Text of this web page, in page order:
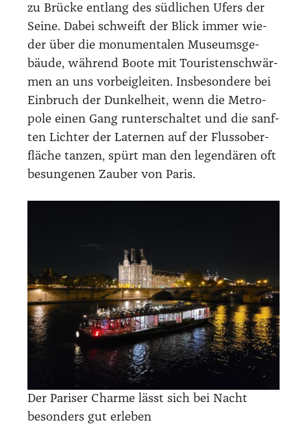
zu Brü­cke ent­lang des süd­li­chen Ufers der
Sei­ne. Dabei schweift der Blick immer wie­
der über die monu­men­ta­len Muse­ums­ge­
bäu­de, wäh­rend Boo­te mit Tou­ris­ten­schwär­
men an uns vor­bei­glei­ten. Ins­be­son­de­re bei
Ein­bruch der Dun­kel­heit, wenn die Metro­
po­le einen Gang run­ter­schal­tet und die sanf­
ten Lich­ter der Later­nen auf der Fluss­ober­
flä­che tan­zen, spürt man den legen­dä­ren oft
besun­ge­nen Zau­ber von Paris.
Der Pari­ser Charme lässt sich bei Nacht
beson­ders gut erle­ben